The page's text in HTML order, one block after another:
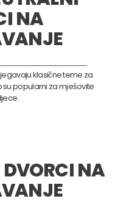
NA
klasične teme za
popularni za mješovite
NA